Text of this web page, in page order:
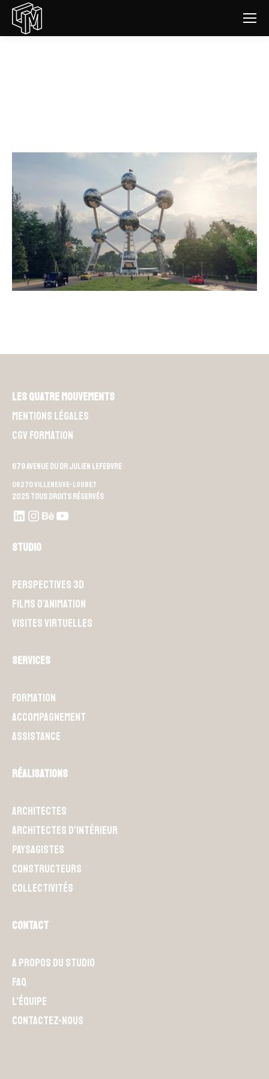
Les Quatre Mouvements
Mentions légales
CGV Formation
679 Avenue du Dr Julien Lefebvre
06270 Villeneuve-Loubet
2025 Tous droits réservés
LinkedIn
Instagram
Behance
Youtube L4M
Studio
Perspectives 3D
Films d’animation
Visites Virtuelles
Services
Formation
Accompagnement
Assistance
Réalisations
Architectes
Architectes d’intérieur
Paysagistes
Constructeurs
Collectivités
Contact
A propos du Studio
FAQ
L’équipe
Contactez-nous